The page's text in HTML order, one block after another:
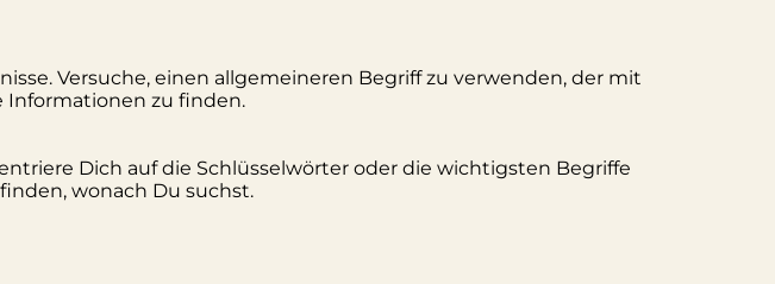
Versuche, einen allgemeineren Begriff zu verwenden, der mit
Informationen zu finden.
Dich auf die Schlüsselwörter oder die wichtigsten Begriffe
wonach Du suchst.